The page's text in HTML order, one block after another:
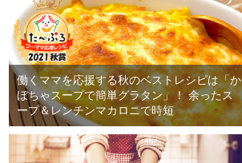
働くママを応援する秋のベストレシピは「か
ぼちゃスープで簡単グラタン」！ 余ったス
ープ＆レンチンマカロニで時短